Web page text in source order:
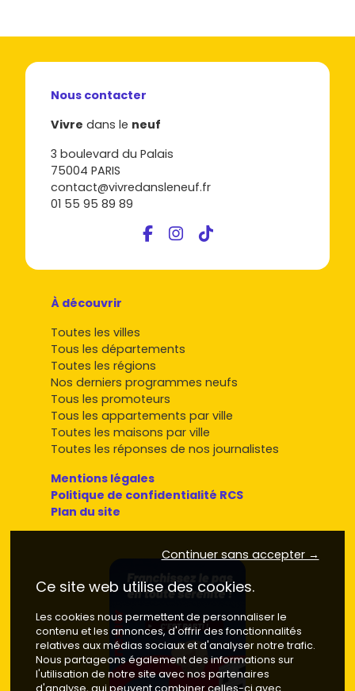
Nous contacter
Vivre dans le neuf
3 boulevard du Palais
75004 PARIS
contact@vivredansleneuf.fr
01 55 95 89 89
À découvrir
Toutes les villes
Tous les départements
Toutes les régions
Nos derniers programmes neufs
Tous les promoteurs
Tous les appartements par ville
Toutes les maisons par ville
Toutes les réponses de nos journalistes
Mentions légales
Politique de confidentialité RCS
Plan du site
Continuer sans accepter →
Ce site web utilise des cookies.
Les cookies nous permettent de personnaliser le
contenu et les annonces, d'offrir des fonctionnalités
relatives aux médias sociaux et d'analyser notre trafic.
Nous partageons également des informations sur
l'utilisation de notre site avec nos partenaires
d'analyse, qui peuvent combiner celles-ci avec